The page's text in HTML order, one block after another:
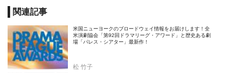
関連記事
米国ニューヨークのブロードウェイ情報をお届けします！全
米演劇協会「第92回ドラマリーグ・アワード」と歴史ある劇
場「パレス・シアター」最新作！
松 竹子